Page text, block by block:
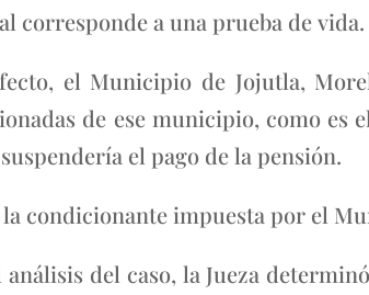
corresponde a una prueba de vida.
el Municipio de Jojutla,
de ese municipio, como es
el pago de la pensión.
condicionante impuesta por el
análisis del caso, la Jueza